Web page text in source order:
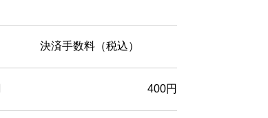
決済手数料（税込）
400円